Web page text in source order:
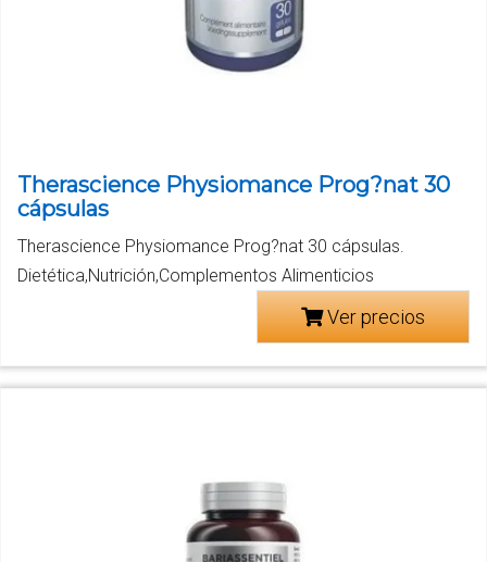
Therascience Physiomance Prog?nat 30
cápsulas
Therascience Physiomance Prog?nat 30 cápsulas.
Dietética,Nutrición,Complementos Alimenticios
Ver precios